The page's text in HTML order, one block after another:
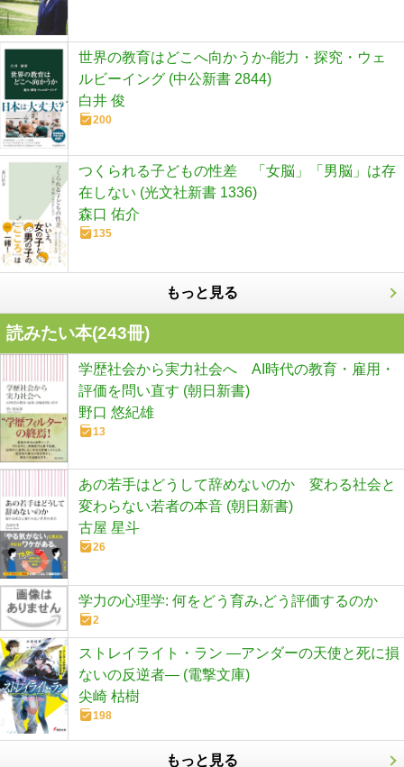
世界の教育はどこへ向かうか-能力・探究・ウェ
ルビーイング (中公新書 2844)
白井 俊
200
つくられる子どもの性差 「女脳」「男脳」は存
在しない (光文社新書 1336)
森口 佑介
135
もっと見る
読みたい本(243冊)
学歴社会から実力社会へ AI時代の教育・雇用・
評価を問い直す (朝日新書)
野口 悠紀雄
13
あの若手はどうして辞めないのか 変わる社会と
変わらない若者の本音 (朝日新書)
古屋 星斗
26
学力の心理学: 何をどう育み,どう評価するのか
2
ストレイライト・ラン ―アンダーの天使と死に損
ないの反逆者― (電撃文庫)
尖崎 枯樹
198
もっと見る